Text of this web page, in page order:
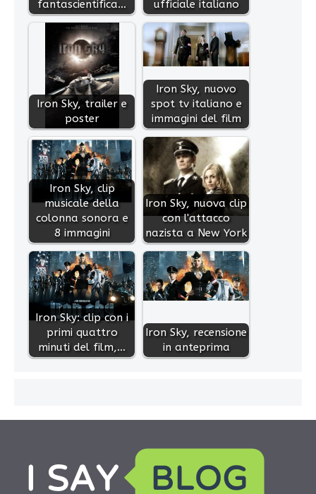
fantascientifica… ufficiale italiano
Iron Sky, trailer e
poster
Iron Sky, nuovo
spot tv italiano e
immagini del film
Iron Sky, clip
musicale della
colonna sonora e
8 immagini
Iron Sky, nuova clip
con l'attacco
nazista a New York
Iron Sky: clip con i
primi quattro
minuti del film,…
Iron Sky, recensione
in anteprima